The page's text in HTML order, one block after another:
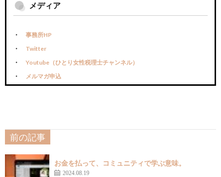
メディア
事務所HP
Twitter
Youtube（ひとり女性税理士チャンネル）
メルマガ申込
前の記事
お金を払って、コミュニティで学ぶ意味。
2024.08.19